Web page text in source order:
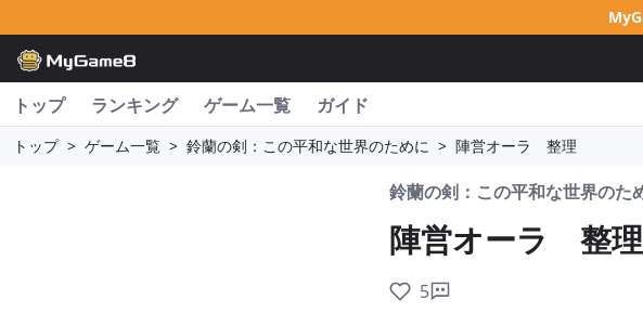
トップ ランキング ゲーム一覧 ガイド
トップ > ゲーム一覧 > 鈴蘭の剣：この平和な世界のために > 陣営オーラ 整理
鈴蘭の剣：この平和な世界のた
陣営オーラ 整理
5